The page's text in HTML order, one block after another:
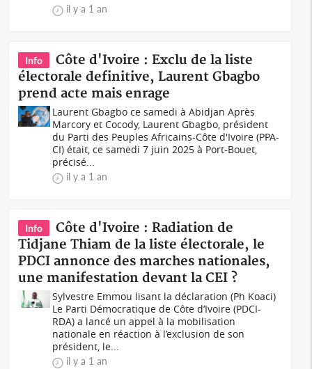
il y a 1 an
Info
Côte d'Ivoire : Exclu de la liste
électorale definitive, Laurent Gbagbo
prend acte mais enrage
Laurent Gbagbo ce samedi à Abidjan Après
Marcory et Cocody, Laurent Gbagbo, président
du Parti des Peuples Africains-Côte d'Ivoire (PPA-
CI) était, ce samedi 7 juin 2025 à Port-Bouet,
précisé...
il y a 1 an
Info
Côte d'Ivoire : Radiation de
Tidjane Thiam de la liste électorale, le
PDCI annonce des marches nationales,
une manifestation devant la CEI ?
Sylvestre Emmou lisant la déclaration (Ph Koaci)
Le Parti Démocratique de Côte d’Ivoire (PDCI-
RDA) a lancé un appel à la mobilisation
nationale en réaction à l’exclusion de son
président, le...
il y a 1 an